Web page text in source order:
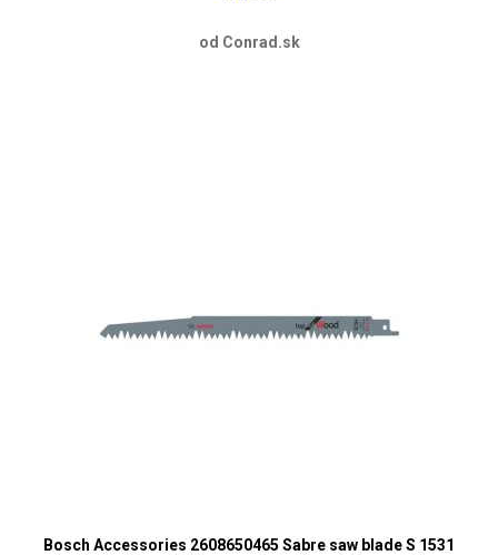
od Conrad.sk
Bosch Accessories 2608650465 Sabre saw blade S 1531